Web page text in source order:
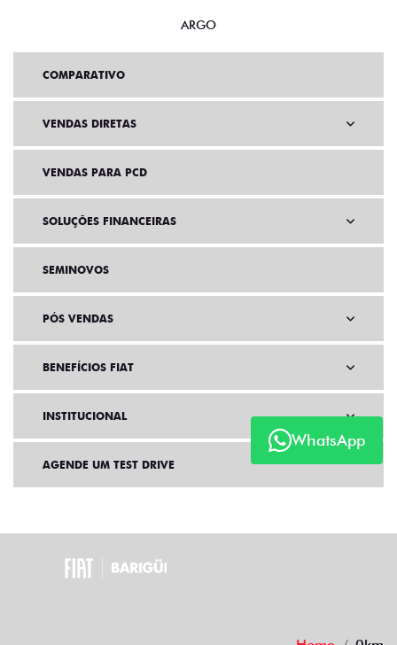
WhatsApp
ARGO
COMPARATIVO
VENDAS DIRETAS
VENDAS PARA PCD
SOLUÇÕES FINANCEIRAS
SEMINOVOS
PÓS VENDAS
BENEFÍCIOS FIAT
INSTITUCIONAL
AGENDE UM TEST DRIVE